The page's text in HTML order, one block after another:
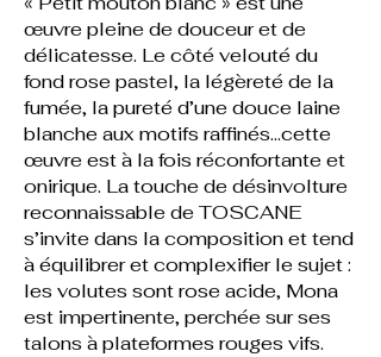
œuvre pleine de douceur et de
délicatesse. Le côté velouté du
fond rose pastel, la légèreté de la
fumée, la pureté d’une douce laine
blanche aux motifs raffinés…cette
œuvre est à la fois réconfortante et
onirique. La touche de désinvolture
reconnaissable de TOSCANE
s’invite dans la composition et tend
à équilibrer et complexifier le sujet :
les volutes sont rose acide, Mona
est impertinente, perchée sur ses
talons à plateformes rouges vifs.